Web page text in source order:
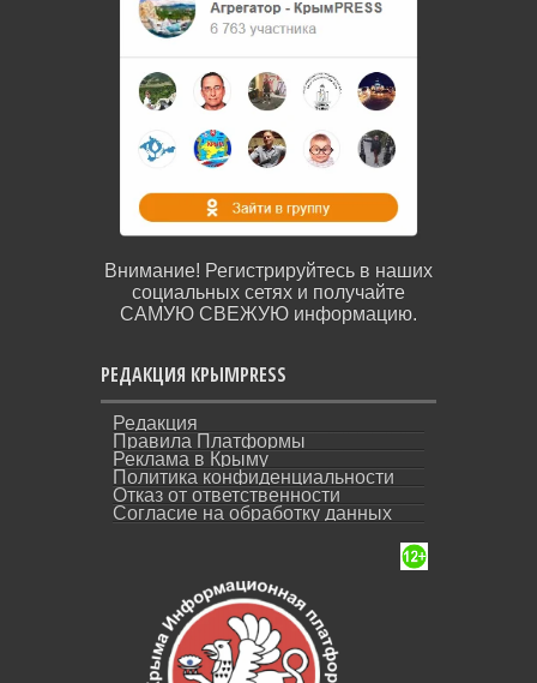
Внимание! Регистрируйтесь в наших
социальных сетях и получайте
САМУЮ СВЕЖУЮ информацию.
РЕДАКЦИЯ КРЫМPRESS
Редакция
Правила Платформы
Реклама в Крыму
Политика конфиденциальности
Отказ от ответственности
Согласие на обработку данных